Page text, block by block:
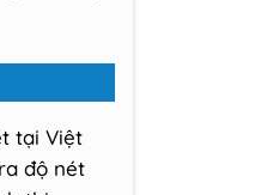
tại Việt
độ nét